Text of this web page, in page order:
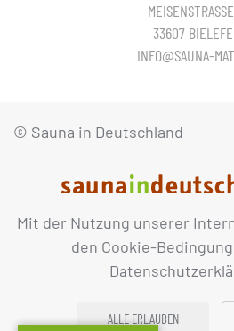
Mit der Nutzung unserer
den Cookie-
ALLE ERLAUBEN
33607
INFO@SAUNA-
© Sauna in Deutschland